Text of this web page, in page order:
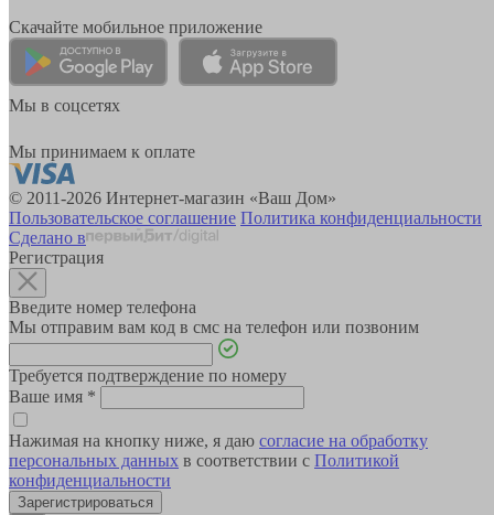
Скачайте мобильное приложение
Мы в соцсетях
Мы принимаем к оплате
© 2011-2026 Интернет-магазин «Ваш Дом»
Пользовательское соглашение Политика конфиденциальности
Сделано в
Регистрация
Введите номер телефона
Мы отправим вам код в смс на телефон или позвоним
Требуется подтверждение по номеру
Ваше имя *
Нажимая на кнопку ниже, я даю согласие на обработку
персональных данных в соответствии с Политикой
конфиденциальности
Зарегистрироваться